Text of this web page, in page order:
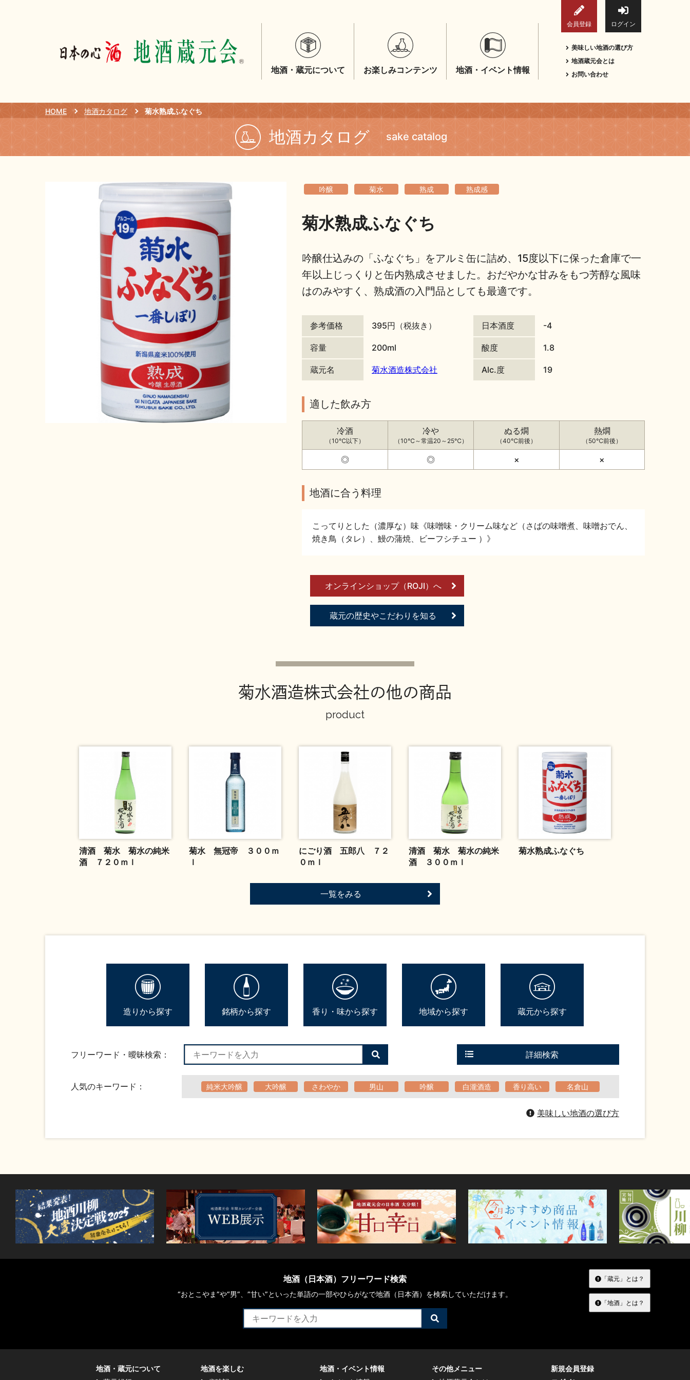
会員登録 ログイン
地酒・蔵元について お楽しみコンテンツ 地酒・イベント情報
美味しい地酒の選び方
地酒蔵元会とは
お問い合わせ
HOME 地酒カタログ 菊水熟成ふなぐち
地酒カタログ sake catalog
吟醸 菊水 熟成 熟成感
菊水熟成ふなぐち
吟醸仕込みの「ふなぐち」をアルミ缶に詰め、15度以下に保った倉庫で一
年以上じっくりと缶内熟成させました。おだやかな甘みをもつ芳醇な風味
はのみやすく、熟成酒の入門品としても最適です。
参考価格 395円（税抜き）
容量 200ml
蔵元名 菊水酒造株式会社
日本酒度 -4
酸度 1.8
Alc.度 19
適した飲み方
冷酒
（10℃以下）
冷や
（10℃～常温20～25℃）
ぬる燗
（40℃前後）
熱燗
（50℃前後）
◎ ◎ × ×
地酒に合う料理
こってりとした（濃厚な）味《味噌味・クリーム味など（さばの味噌煮、味噌おでん、
焼き鳥（タレ）、鰻の蒲焼、ビーフシチュー ）》
オンラインショップ（ROJI）へ
蔵元の歴史やこだわりを知る
菊水酒造株式会社の他の商品
product
清酒 菊水 菊水の純米
酒 ７２０ｍｌ
菊水 無冠帝 ３００ｍ
ｌ
にごり酒 五郎八 ７２
０ｍｌ
清酒 菊水 菊水の純米
酒 ３００ｍｌ
菊水熟成ふなぐち
一覧をみる
造りから探す 銘柄から探す 香り・味から探す 地域から探す 蔵元から探す
フリーワード・曖昧検索：
検
索
る
詳細検索
人気のキーワード： 純米大吟醸 大吟醸 さわやか 男山 吟醸 白瀧酒造 香り高い 名倉山
美味しい地酒の選び方
地酒（日本酒）フリーワード検索
“おとこやま”や“男”、”甘い”といった単語の一部やひらがなで地酒（日本酒）を検索していただけます。
検
索
「蔵元」とは？
「地酒」とは？
地酒・蔵元について
地酒を楽しむ
地酒・イベント情報
その他メニュー
新規会員登録